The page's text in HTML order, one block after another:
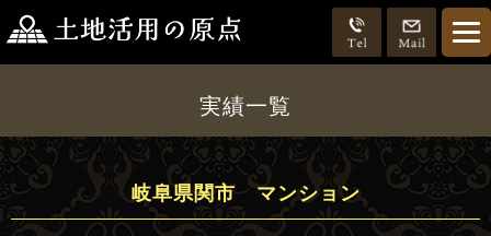
実績一覧
岐阜県関市 マンション